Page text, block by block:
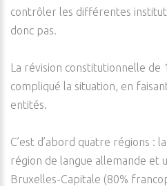
contrôler les différentes
donc pas.
La révision constitutionnelle de
compliqué la situation, en
entités.
C’est d’abord quatre régions :
région de langue allemande et
Bruxelles-Capitale (80%